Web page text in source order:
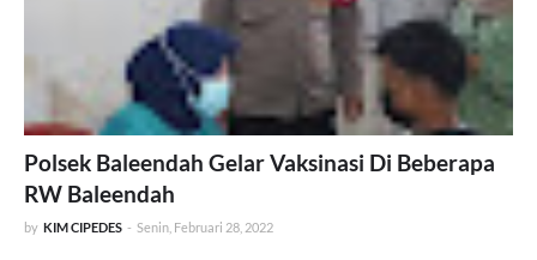
Polsek Baleendah Gelar Vaksinasi Di Beberapa
RW Baleendah
by KIM CIPEDES - Senin, Februari 28, 2022